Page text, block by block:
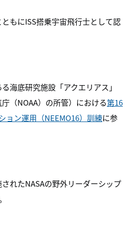
もにISS搭乗宇宙飛行士として認
海底研究施設「アクエリアス」
庁（NOAA）の所管）における第16
ョン運用（NEEMO16）訓練に参
れたNASAの野外リーダーシップ